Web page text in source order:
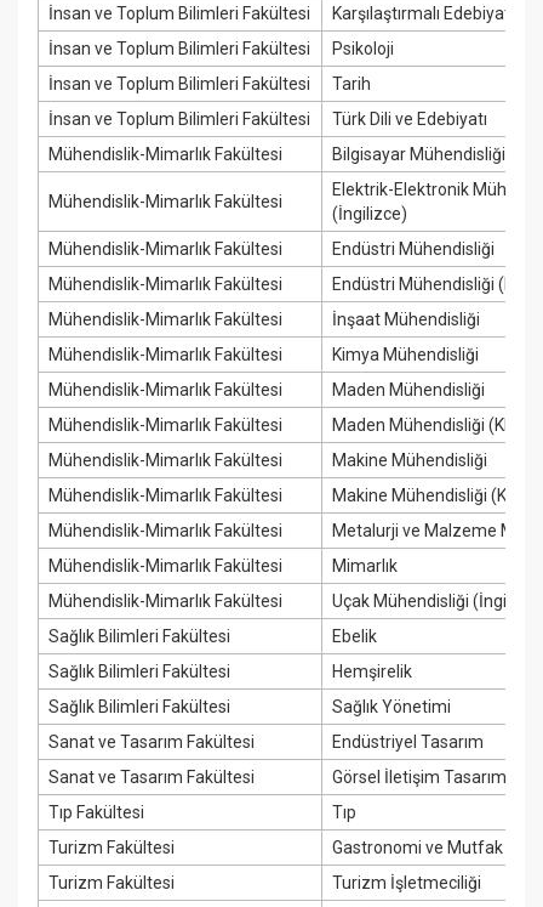
İnsan ve Toplum Bilimleri Fakültesi
Karşılaştırmalı Edebiyat
İnsan ve Toplum Bilimleri Fakültesi
Psikoloji
İnsan ve Toplum Bilimleri Fakültesi
Tarih
İnsan ve Toplum Bilimleri Fakültesi
Türk Dili ve Edebiyatı
Mühendislik-Mimarlık Fakültesi
Bilgisayar Mühendisliği
Mühendislik-Mimarlık Fakültesi
Elektrik-Elektronik
(İngilizce)
Mühendislik-Mimarlık Fakültesi
Endüstri Mühendisliği
Mühendislik-Mimarlık Fakültesi
Endüstri Mühendisliği
Mühendislik-Mimarlık Fakültesi
İnşaat Mühendisliği
Mühendislik-Mimarlık Fakültesi
Kimya Mühendisliği
Mühendislik-Mimarlık Fakültesi
Maden Mühendisliği
Mühendislik-Mimarlık Fakültesi
Maden Mühendisliği (KKTC
Mühendislik-Mimarlık Fakültesi
Makine Mühendisliği
Mühendislik-Mimarlık Fakültesi
Makine Mühendisliği (KKTC
Mühendislik-Mimarlık Fakültesi
Metalurji ve Malzeme
Mühendislik-Mimarlık Fakültesi
Mimarlık
Mühendislik-Mimarlık Fakültesi
Uçak Mühendisliği
Sağlık Bilimleri Fakültesi
Ebelik
Sağlık Bilimleri Fakültesi
Hemşirelik
Sağlık Bilimleri Fakültesi
Sağlık Yönetimi
Sanat ve Tasarım Fakültesi
Endüstriyel Tasarım
Sanat ve Tasarım Fakültesi
Görsel İletişim Tasarımı
Tıp Fakültesi
Tıp
Turizm Fakültesi
Gastronomi ve Mutfak
Turizm Fakültesi
Turizm İşletmeciliği